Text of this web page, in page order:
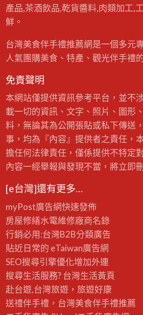
產品,茶酒飲品,乾貨醬料,肉類加工,
鮮。
台灣美食伴手禮推薦網是一個多元
人氣團購美食、特產、觀光伴手禮
免責聲明
本網站僅提供資訊參考平台，並不
載一切的資訊、文字、照片、圖形
料，無論其為公開張貼或私下傳送
事，均為『內容』提供者之責任，
擔任何法律責任，僅係提供不特定
內容一經舉報與發現不當，將立即
[e台灣]還有更多…
myPost廣告網快速發佈
房屋修繕水電維修廠商名錄
行銷必用:台灣B2B分類廣告
貼近日常的 eTaiwan廣告網
SEO搜尋引擎優化增加外連
搜尋生活服務? 台灣生活黃頁
赴台遊,台灣旅遊，旅遊好康
送禮伴手禮，台灣美食伴手禮推薦